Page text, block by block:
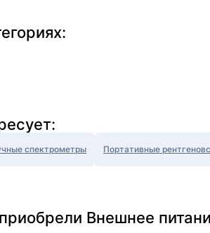
спектрометры Портативные
Внешнее